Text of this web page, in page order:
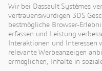
Unternehmen
virtueller
Verbrauchern,
Mehr als
Branchen
plattform von
Wir bei Dassault Systèmes
vertrauenswürdigen 3DS
bestmögliche Browser-
erfassen und Leistung
Interaktionen und
relevante Werbeanzeigen
ermöglichen, Inhalte in